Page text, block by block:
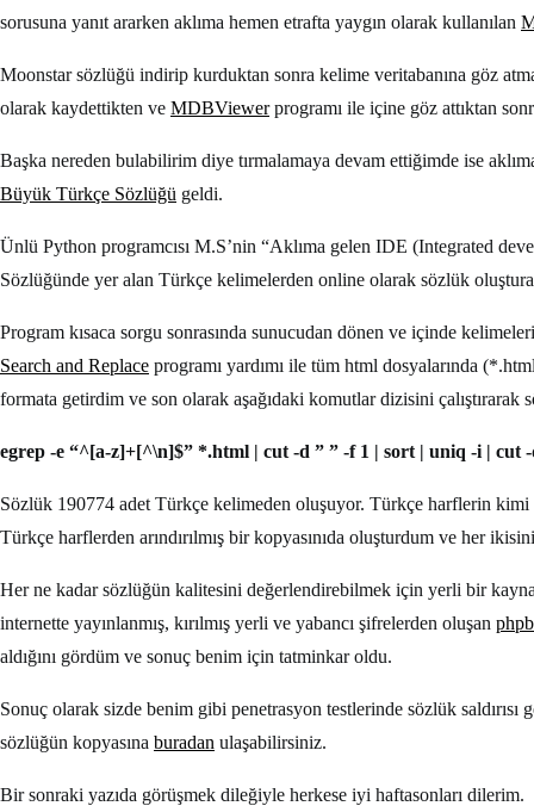
sorusuna yanıt ararken aklıma hemen etrafta yaygın olarak kullanılan
Moonstar sözlüğü indirip kurduktan sonra kelime veritabanına göz
olarak kaydettikten ve MDBViewerprogramı ile içine göz attıktan
Başka nereden bulabilirim diye tırmalamaya devam ettiğimde ise
Büyük Türkçe Sözlüğü geldi.
Ünlü Python programcısı M.S’nin “Aklıma gelen IDE (Integrated
Sözlüğünde yer alan Türkçe kelimelerden online olarak sözlük
Program kısaca sorgu sonrasında sunucudan dönen ve içinde
Search and Replace programı yardımı ile tüm html dosyalarında
formata getirdim ve son olarak aşağıdaki komutlar dizisini çalıştırarak
egrep -e “^[a-z]+[^\n]$” *.html | cut -d ” ” -f 1 | sort | uniq -i | cut
Sözlük 190774 adet Türkçe kelimeden oluşuyor. Türkçe harflerin
Türkçe harflerden arındırılmış bir kopyasınıda oluşturdum ve her
Her ne kadar sözlüğün kalitesini değerlendirebilmek için yerli bir
internette yayınlanmış, kırılmış yerli ve yabancı şifrelerden oluşan
aldığını gördüm ve sonuç benim için tatminkar oldu.
Sonuç olarak sizde benim gibi penetrasyon testlerinde sözlük
sözlüğün kopyasına buradan ulaşabilirsiniz.
Bir sonraki yazıda görüşmek dileğiyle herkese iyi haftasonları dilerim.